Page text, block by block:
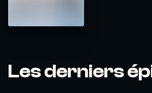
Les derniers